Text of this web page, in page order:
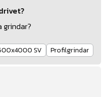
grindar?
SV Profilgrindar